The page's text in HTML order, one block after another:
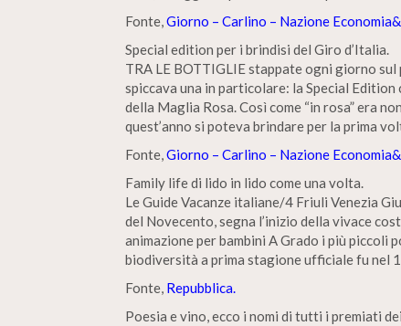
Fonte,Giorno – Carlino – Nazione
Special edition per i brindisi del Giro d’Italia.
TRA LE BOTTIGLIE stappate ogni giorno
spiccava una in particolare: la Special
della Maglia Rosa. Così come “in rosa” era
quest’anno si poteva brindare per la prima
Fonte,Giorno – Carlino – Nazione
Family life di lido in lido come una volta.
Le Guide Vacanze italiane/4 Friuli Venezia
del Novecento, segna l’inizio della vivace
animazione per bambini A Grado i più piccoli
biodiversità a prima stagione ufficiale fu nel
Fonte, Repubblica.
Poesia e vino, ecco i nomi di tutti i premiati